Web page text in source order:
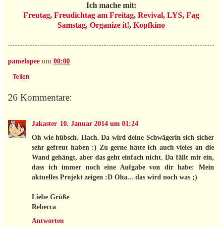
Ich mache mit:
Freutag, Freudichtag am Freitag, Revival, LYS, Fag
Samstag, Organize it!, Kopfkino
pamelopee um 00:00
Teilen
26 Kommentare:
Jakaster 10. Januar 2014 um 01:24
Oh wie hübsch. Hach. Da wird deine Schwägerin sich sicher
sehr gefreut haben :) Zu gerne hätte ich auch vieles an die
Wand gehängt, aber das geht einfach nicht. Da fällt mir ein,
dass ich immer noch eine Aufgabe von dir habe: Mein
aktuelles Projekt zeigen :D Oha... das wird noch was ;)
Liebe Grüße
Rebecca
Antworten